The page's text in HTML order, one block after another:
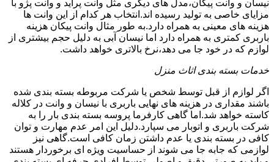
نیسان و وانت پیکان،مدل های دیگری مثل وانت پراید و وانت پژو با
مزایای خاصی به تولید رسیده اند.انتخاب هر کدام از این وانت ها
هزینه های معینی به همراه دارد.به طور مثال وانت پیکان هزینه
باربری کمتری به همراه دارد اما نیسان آبی به دلیل حجم بیشتری از
لوازم که در خود جا می دهد،نرخ بالاتری خواهد داشت.
خدمات بسته بندی اثاث منزل
اگر لوازم از قبل توسط شخص یا شرکت مربوطه بسته بندی شده
باشند مقداری در هزینه های نهایی باربری با نیسان و وانت در کلاله
کاسته خواهد شد.اما گاهی کارفرما پروسه بسته بندی بار را به
شرکت باربری و اتوبار می سپارد.دلیل این امر عدم مهارت و توان
کافی در بسته بندی یا عدم داشتن زمان کافی است.گاهی نیز
لوازمی که جابه جا می شوند از حساسیت ویژه ای برخوردار هستند